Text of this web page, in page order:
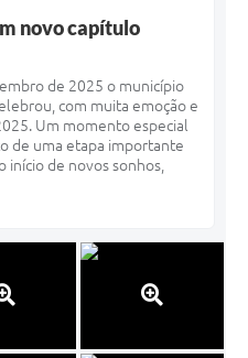
novo capítulo
de 2025 o município
com muita emoção e
Um momento especial
de uma etapa importante
início de novos sonhos,